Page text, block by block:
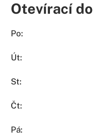
Otevírací
Po:
Út:
St:
Čt:
Pá: